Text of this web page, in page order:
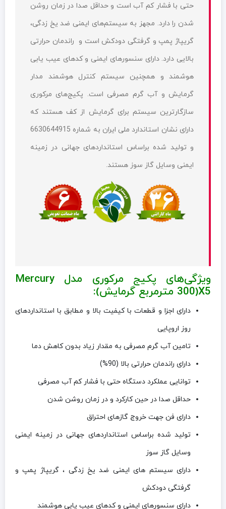
حتی با فشار کم آب است و حداقل صدا در زمان روشن
شدن را دارد. مجهز به سیستم‌های ایمنی ضد یخ زدگی،
گریپاژ پمپ و گرفتگی دودکش است و راندمان حرارتی
بالایی دارد. دارای سنسورهای ایمنی و کدهای عیب یابی
هوشمند و همچنین سیستم کنترل هوشمند مدار
گرمایش و آب گرم مصرفی است. پکیج‌های مرکوری
سازگارترین سیستم برای گرمایش از کف هستند که
دارای نشان استاندارد ملی ایران به شماره 6630644915
و تولید شده براساس استانداردهای جهانی در زمینه
ایمنی وسایل گاز سوز هستند.
ویژگی‌های پکیج مرکوری مدل Mercury
X5(300 مترمربع گرمایش):
دارای اجزا و قطعات با کیفیت بالا و مطابق با استانداردهای
روز اروپایی
تامین آب گرم مصرفی به مقدار زیاد بدون کاهش دما
دارای راندمان حرارتی بالا (90%)
توانایی عملکرد دستگاه حتی با فشار کم آب مصرفی
حداقل صدا در حین کارکرد و در زمان روشن شدن
دارای فن جهت خروج گازهای احتراق
تولید شده براساس استانداردهای جهانی در زمینه ایمنی
وسایل گاز سوز
دارای سیستم های ایمنی ضد یخ زدگی ، گریپاژ پمپ و
گرفتگی دودکش
دارای سنسورهای ایمنی و کدهای عیب یابی هوشمند